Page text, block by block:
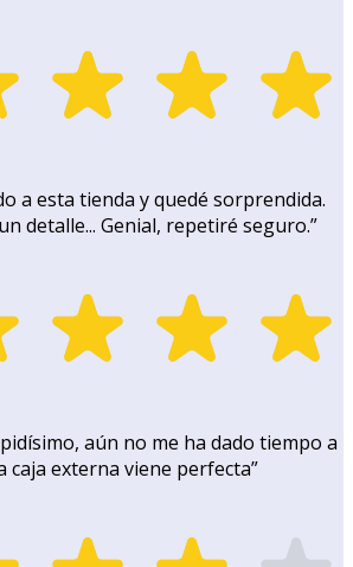
a esta tienda y quedé sorprendida.
detalle... Genial, repetiré seguro.”
aún no me ha dado tiempo a
caja externa viene perfecta”